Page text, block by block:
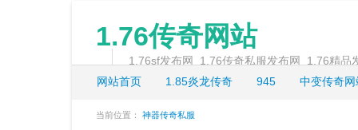
1.76传奇网站
1.76sf发布网_1.76传奇私服发布网_1.76精
网站首页
1.85炎龙传奇 945 中变传奇网
当前位置： 神器传奇私服